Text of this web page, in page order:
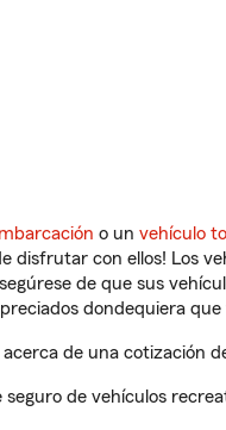
o un vehículo
disfrutar con ellos! Los
de que sus
dondequiera que
de una cotización
de vehículos